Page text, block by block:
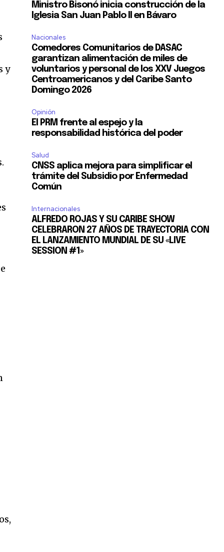
y
Ministro Bisonó inicia construcción de la
Iglesia San Juan Pablo II en Bávaro
Nacionales
Comedores Comunitarios de DASAC
garantizan alimentación de miles de
voluntarios y personal de los XXV Juegos
Centroamericanos y del Caribe Santo
Domingo 2026
Opinión
El PRM frente al espejo y la
responsabilidad histórica del poder
Salud
CNSS aplica mejora para simplificar el
trámite del Subsidio por Enfermedad
Común
Internacionales
ALFREDO ROJAS Y SU CARIBE SHOW
CELEBRARON 27 AÑOS DE TRAYECTORIA CON
EL LANZAMIENTO MUNDIAL DE SU «LIVE
SESSION #1»